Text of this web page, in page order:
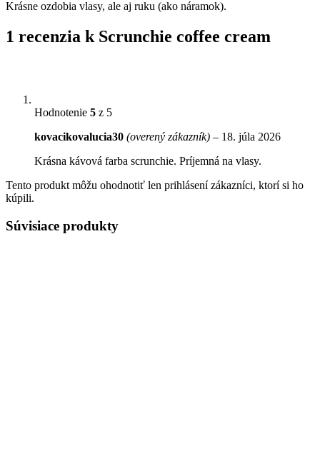
Krásne ozdobia vlasy, ale aj ruku (ako náramok).
1 recenzia k Scrunchie coffee cream
Hodnotenie 5 z 5
kovacikovalucia30 (overený zákazník) – 18. júla 2026
Krásna kávová farba scrunchie. Príjemná na vlasy.
Tento produkt môžu ohodnotiť len prihlásení zákazníci, ktorí si ho
kúpili.
Súvisiace produkty